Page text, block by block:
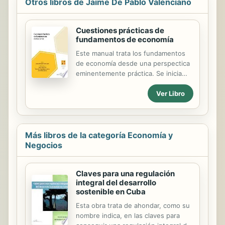
Otros libros de Jaime De Pablo Valenciano
Cuestiones prácticas de
fundamentos de economía
Este manual trata los fundamentos
de economía desde una perspectica
eminentemente práctica. Se inicia
este trabajo con los conceptos
básicos de escasez, elección y usos
alternativos. De esta forma el
alumno/a puede entender como
todos los dias y horas se está
pensando de forma económica.
análisis de la demanda, costes,
oferta y elasticidades de forma
individual y posteriormente estudiar
el comportamiento del mercado y
sus tipologías. Una vez estudiado la
parte micro se analiza la parte
Ver Libro
Más libros de la categoría Economía y
Negocios
Claves para una regulación
integral del desarrollo
sostenible en Cuba
Esta obra trata de ahondar, como su
nombre indica, en las claves para